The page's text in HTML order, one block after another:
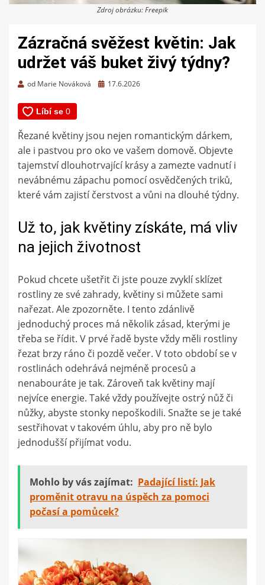
Zdroj obrázku: Freepik
Zázračná svěžest květin: Jak
udržet váš buket živý týdny?
od Marie Nováková
Zveřejněno
17.6.2026
Řezané květiny jsou nejen romantickým dárkem,
ale i pastvou pro oko ve vašem domově. Objevte
tajemství dlouhotrvající krásy a zamezte vadnutí i
nevábnému zápachu pomocí osvědčených triků,
které vám zajistí čerstvost a vůni na dlouhé týdny.
Už to, jak květiny získáte, má vliv
na jejich životnost
Pokud chcete ušetřit či jste pouze zvyklí sklízet
rostliny ze své zahrady, květiny si můžete sami
nařezat. Ale zpozorněte. I tento zdánlivě
jednoduchý proces má několik zásad, kterými je
třeba se řídit. V prvé řadě byste vždy měli rostliny
řezat brzy ráno či pozdě večer. V toto období se v
rostlinách odehrává nejméně procesů a
nenabouráte je tak. Zároveň tak květiny mají
nejvíce energie. Také vždy používejte ostrý nůž či
nůžky, abyste stonky nepoškodili. Snažte se je také
sestřihovat v takovém úhlu, aby pro ně bylo
jednodušší přijímat vodu.
Mohlo by vás zajímat: Padající listí: Jak
proměnit otravu na úspěch za pomoci
počasí a pomůcek?